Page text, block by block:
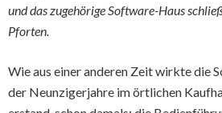
und das zugehörige Software-Haus
Pforten.
Wie aus einer anderen Zeit wirkte die
der Neunzigerjahre im örtlichen